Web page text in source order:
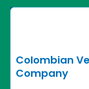
Colombian
Company